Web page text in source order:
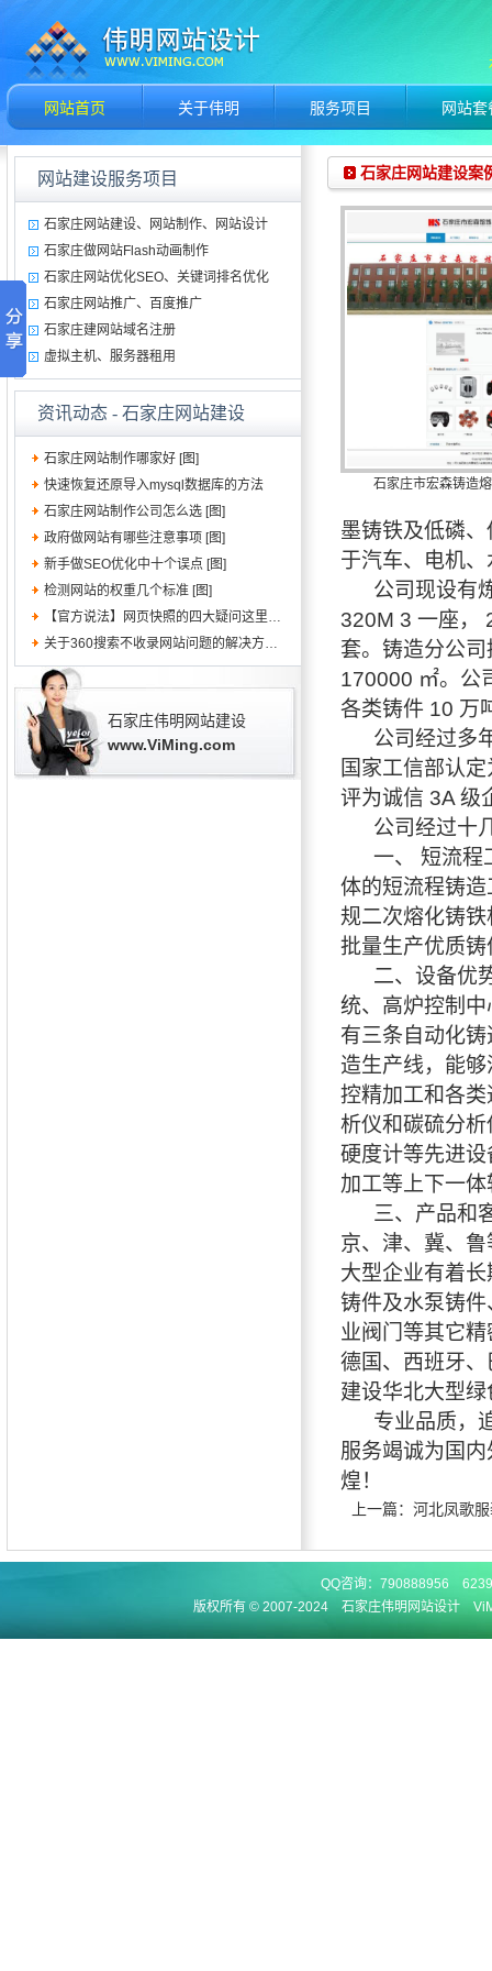
网站首页 关于伟明 服务项目 网站套
石家庄网站建设案
石家庄市宏森铸造
墨铸铁及低磷
于汽车、电机
公司现设有炼
320M 3 一座，
套。铸造分公
170000 ㎡。公
各类铸件 10 万
公司经过多年
国家工信部认
评为诚信 3A 级
公司经过十几
一、 短流程
体的短流程铸
规二次熔化铸
批量生产优质
二、设备优势
统、高炉控制
有三条自动化
造生产线，能
控精加工和各
析仪和碳硫分
硬度计等先进
加工等上下一
三、产品和客
京、津、冀、
大型企业有着
铸件及水泵铸
业阀门等其它
德国、西班牙
建设华北大型
专业品质，追
服务竭诚为国
煌！
上一篇： 河北凤歌
网站建设服务项目
石家庄网站建设、网站制作、网站设计
石家庄做网站Flash动画制作
石家庄网站优化SEO、关键词排名优化
石家庄网站推广、百度推广
石家庄建网站域名注册
虚拟主机、服务器租用
资讯动态- 石家庄网站建设
石家庄网站制作哪家好 [图]
快速恢复还原导入mysql数据库的方法
石家庄网站制作公司怎么选 [图]
政府做网站有哪些注意事项 [图]
新手做SEO优化中十个误点 [图]
检测网站的权重几个标准 [图]
【官方说法】网页快照的四大疑问这里都有解 [图]
关于360搜索不收录网站问题的解决方法 [图]
石家庄伟明网站建设
www.ViMing.com
QQ咨询： 790888956
版权所有 © 2007-2024 石家庄伟明网站设计